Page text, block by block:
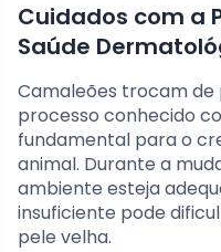
Cuidados com a
Saúde
Camaleões trocam
processo conhecido
fundamental para o
animal. Durante a
ambiente esteja
insuficiente pode
pele velha.